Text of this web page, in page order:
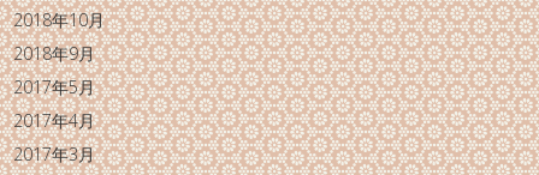
2018年10月
2018年9月
2017年5月
2017年4月
2017年3月